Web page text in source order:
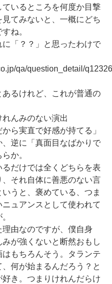
いるところを何度か目撃
てみないと、一概にどち
ね。
「？？」と思ったわけで
qa/question_detail/
あるけれど、これが普通の
んみのない演出
ら実直で好感が持てる」
逆に「真面目なばかりで
か。
だけでは全くどちらを表
それ自体に善悪のない言
うと、褒めている、つま
ュアンスとして使われて
由なのですが、僕自身
が強くないと断然おもし
もちろんそう。タランテ
何が始まるんだろう？と
き。つまりけれんだらけ